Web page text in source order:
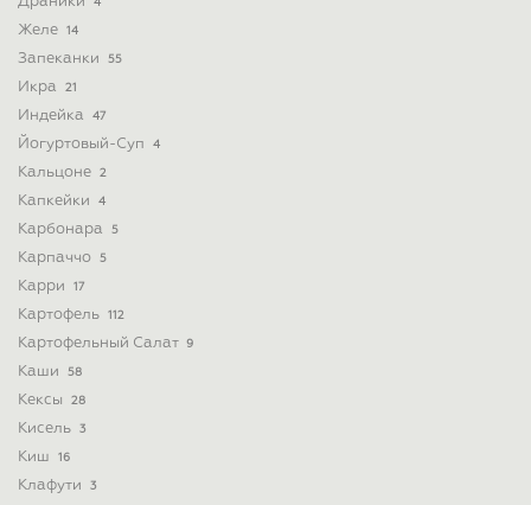
4
Желе 14
Запеканки 55
Икра 21
Индейка 47
Йогуртовый-Суп 4
Кальцоне 2
Капкейки 4
Карбонара 5
Карпаччо 5
Карри 17
Картофель 112
Картофельный Салат 9
Каши 58
Кексы 28
Кисель 3
Киш 16
Клафути 3